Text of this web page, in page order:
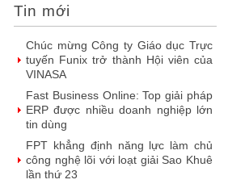
Tin mới
FPT Play chiếu trọn vẹn 3 giải bóng
đá ‘hot’ nhất mùa hè 2026
Chúc mừng Công ty Giáo dục Trực
tuyến Funix trở thành Hội viên của
VINASA
Fast Business Online: Top giải pháp
ERP được nhiều doanh nghiệp lớn
tin dùng
FPT khẳng định năng lực làm chủ
công nghệ lõi với loạt giải Sao Khuê
lần thứ 23